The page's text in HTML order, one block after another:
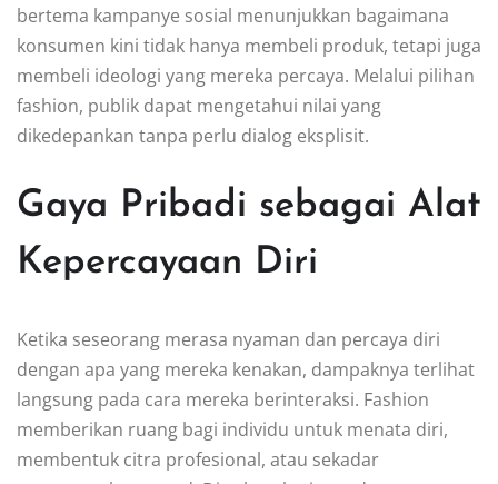
bertema kampanye sosial menunjukkan bagaimana
konsumen kini tidak hanya membeli produk, tetapi juga
membeli ideologi yang mereka percaya. Melalui pilihan
fashion, publik dapat mengetahui nilai yang
dikedepankan tanpa perlu dialog eksplisit.
Gaya Pribadi sebagai Alat
Kepercayaan Diri
Ketika seseorang merasa nyaman dan percaya diri
dengan apa yang mereka kenakan, dampaknya terlihat
langsung pada cara mereka berinteraksi. Fashion
memberikan ruang bagi individu untuk menata diri,
membentuk citra profesional, atau sekadar